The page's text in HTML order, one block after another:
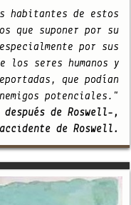
habitantes de estos
que suponer por su
por sus
los seres humanos y
que podían
potenciales."
de Roswell-,
de Roswell.